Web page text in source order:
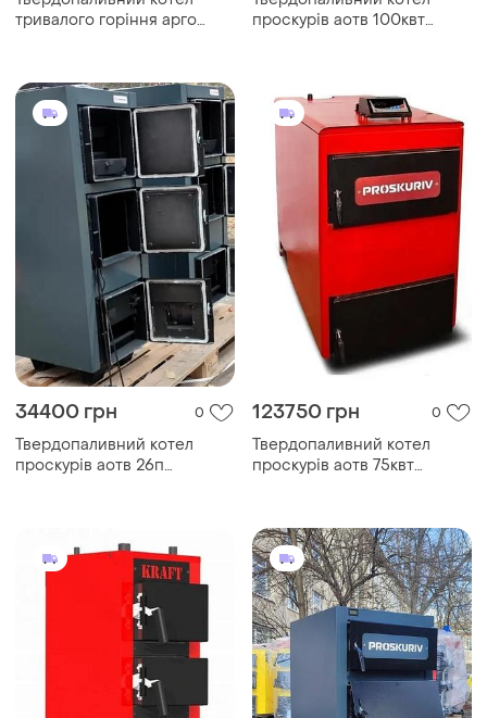
тривалого горіння арго
проскурів аотв 100квт
34400 грн 0
Твердопаливний котел
проскурів аотв 26п
123750 грн 0
Твердопаливний котел
проскурів аотв 75квт